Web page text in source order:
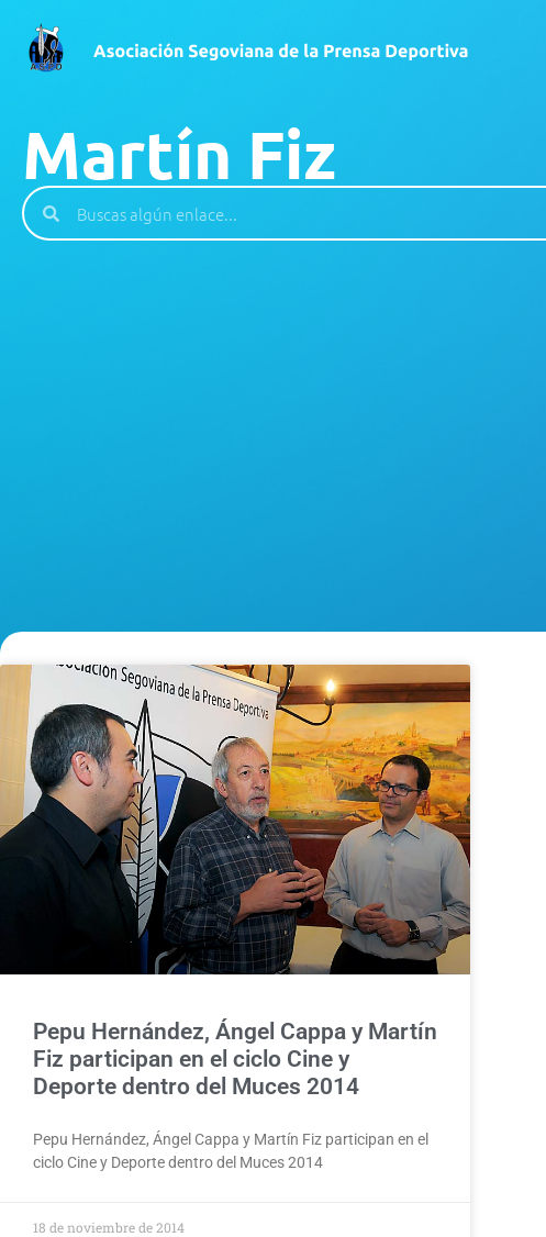
Martín Fiz
Pepu Hernández, Ángel Cappa y Martín
Fiz participan en el ciclo Cine y
Deporte dentro del Muces 2014
Pepu Hernández, Ángel Cappa y Martín Fiz participan en el
ciclo Cine y Deporte dentro del Muces 2014
18 de noviembre de 2014